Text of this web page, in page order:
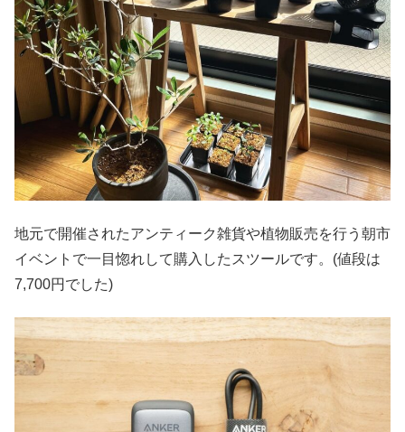
地元で開催されたアンティーク雑貨や植物販売を行う朝市
イベントで一目惚れして購入したスツールです。(値段は
7,700円でした)